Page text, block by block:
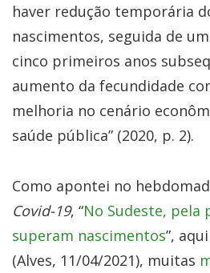
haver redução temporária
nascimentos, seguida de
cinco primeiros anos
aumento da fecundidade
melhoria no cenário
saúde pública” (2020, p. 2).
Como apontei no
Covid-19, “No Sudeste,
superam nascimentos”,
(Alves, 11/04/2021), muitas